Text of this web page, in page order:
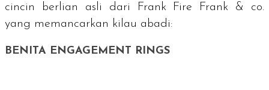
cincin berlian asli dari Frank Fire Frank & co.
yang memancarkan kilau abadi:
BENITA ENGAGEMENT RINGS